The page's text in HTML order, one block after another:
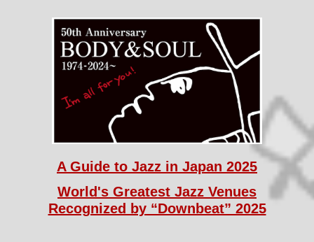
A Guide to Jazz in Japan 2025
World's Greatest Jazz Venues
Recognized by “Downbeat” 2025